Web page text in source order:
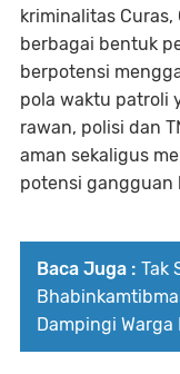
kriminalitas Curas,
berbagai bentuk
berpotensi
pola waktu patroli
rawan, polisi dan
aman sekaligus
potensi gangguan
Baca Juga : Tak
Dampingi